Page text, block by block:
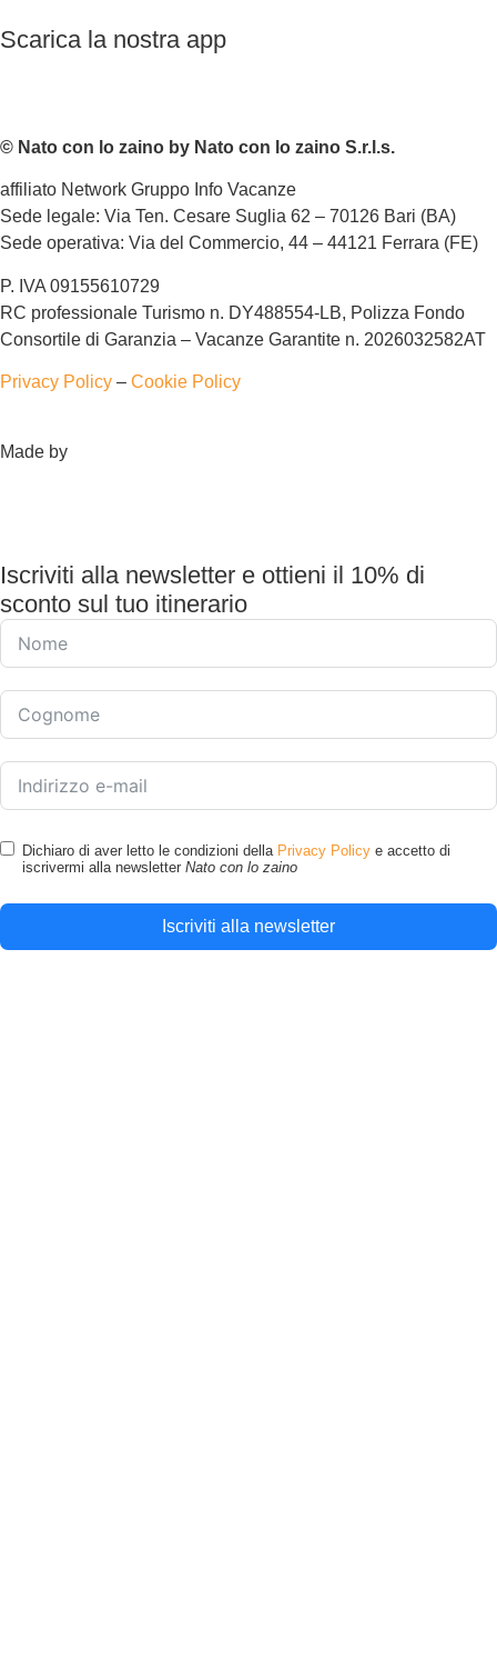
Scarica la nostra app
© Nato con lo zaino by Nato con lo zaino S.r.l.s.
affiliato Network Gruppo Info Vacanze
Sede legale: Via Ten. Cesare Suglia 62 – 70126 Bari (BA)
Sede operativa: Via del Commercio, 44 – 44121 Ferrara (FE)
P. IVA 09155610729
RC professionale Turismo n. DY488554-LB, Polizza Fondo
Consortile di Garanzia – Vacanze Garantite n. 2026032582AT
Privacy Policy – Cookie Policy
Made by
Iscriviti alla newsletter e ottieni il 10% di
sconto sul tuo itinerario
Dichiaro di aver letto le condizioni della Privacy Policy e accetto di
iscrivermi alla newsletter Nato con lo zaino
Iscriviti alla newsletter